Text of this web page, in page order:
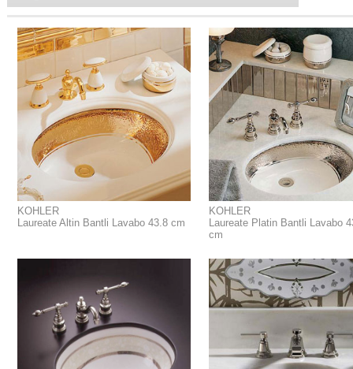
KOHLER
Laureate Altin Bantli Lavabo 43.8 cm
KOHLER
Laureate Platin Bantli Lavabo
cm